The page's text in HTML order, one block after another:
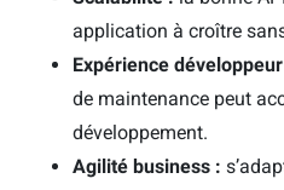
application à croître
Expérience
de maintenance peut
développement.
Agilité business :